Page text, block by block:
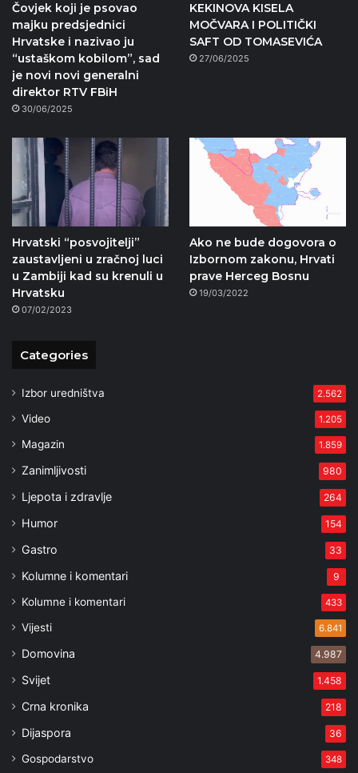
Čovjek koji je psovao
majku predsjednici
Hrvatske i nazivao ju
“ustaškom kobilom”, sad
je novi novi generalni
direktor RTV FBiH
30/06/2025
KEKINOVA KISELA
MOČVARA I POLITIČKI
SAFT OD TOMASEVIĆA
27/06/2025
Hrvatski “posvojitelji”
zaustavljeni u zračnoj luci
u Zambiji kad su krenuli u
Hrvatsku
07/02/2023
Ako ne bude dogovora o
Izbornom zakonu, Hrvati
prave Herceg Bosnu
19/03/2022
Categories
Izbor uredništva 2.562
Video 1.205
Magazin 1.859
Zanimljivosti 980
Ljepota i zdravlje 264
Humor 154
Gastro 33
Kolumne i komentari 9
Kolumne i komentari 433
Vijesti 6.841
Domovina 4.987
Svijet 1.458
Crna kronika 218
Dijaspora 36
Gospodarstvo 348